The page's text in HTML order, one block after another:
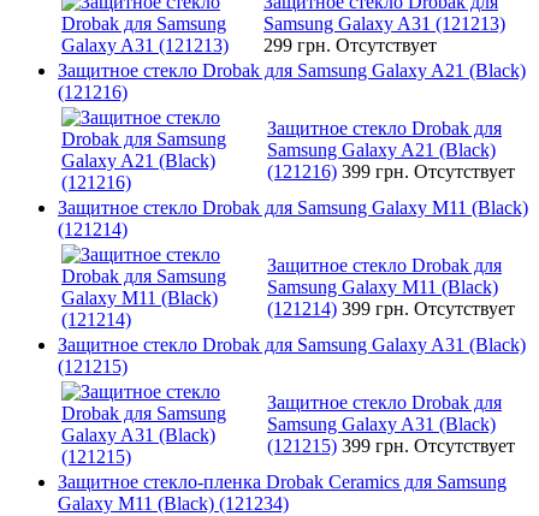
Samsung Galaxy A31 (121213)
299 грн. Отсутствует
Защитное стекло Drobak для Samsung Galaxy A21 (Black)
(121216)
Защитное стекло Drobak для
Samsung Galaxy A21 (Black)
(121216) 399 грн. Отсутствует
Защитное стекло Drobak для Samsung Galaxy M11 (Black)
(121214)
Защитное стекло Drobak для
Samsung Galaxy M11 (Black)
(121214) 399 грн. Отсутствует
Защитное стекло Drobak для Samsung Galaxy A31 (Black)
(121215)
Защитное стекло Drobak для
Samsung Galaxy A31 (Black)
(121215) 399 грн. Отсутствует
Защитное стекло-пленка Drobak Ceramics для Samsung
Galaxy M11 (Black) (121234)